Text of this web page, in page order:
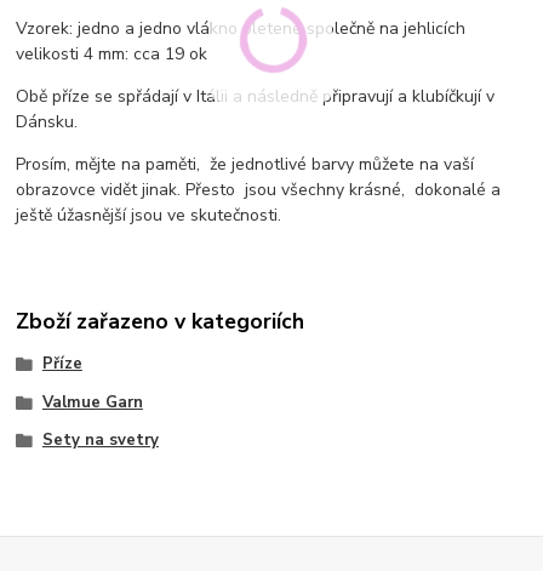
Vzorek: jedno a jedno vlákno pletené společně na jehlicích
velikosti 4 mm: cca 19 ok
Obě příze se spřádají v Itálii a následně připravují a klubíčkují v
Dánsku.
Prosím, mějte na paměti, že jednotlivé barvy můžete na vaší
obrazovce vidět jinak. Přesto jsou všechny krásné, dokonalé a
ještě úžasnější jsou ve skutečnosti.
Zboží zařazeno v kategoriích
Příze
Valmue Garn
Sety na svetry